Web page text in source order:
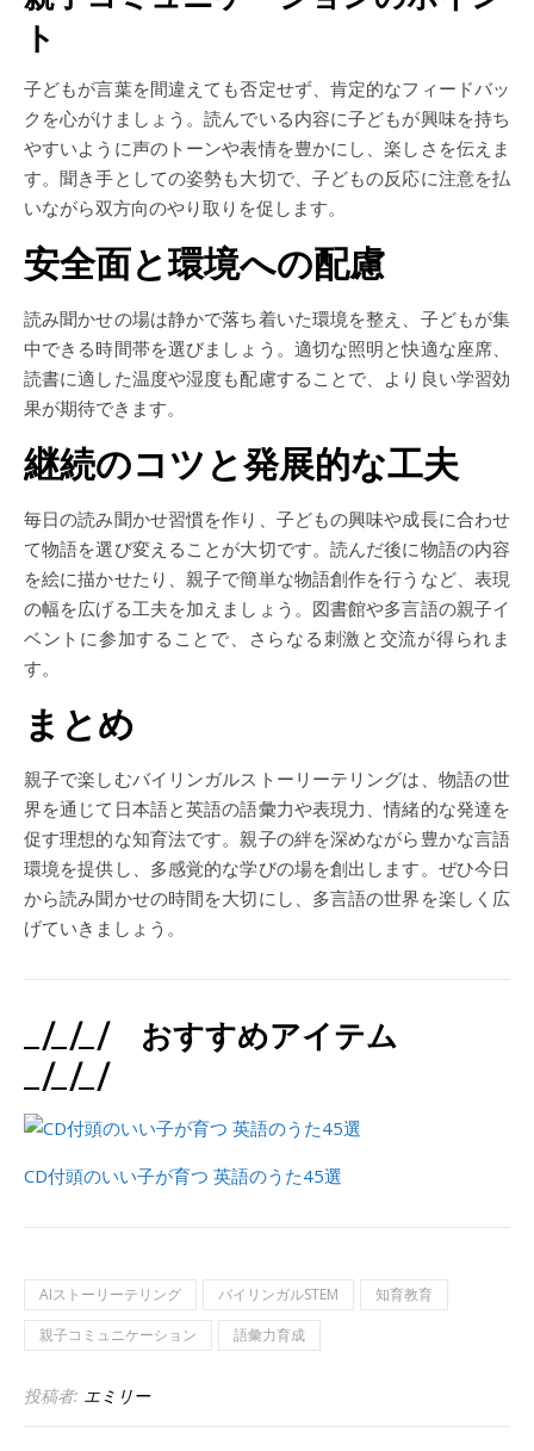
ト
子どもが言葉を間違えても否定せず、肯定的なフィードバッ
クを心がけましょう。読んでいる内容に子どもが興味を持ち
やすいように声のトーンや表情を豊かにし、楽しさを伝えま
す。聞き手としての姿勢も大切で、子どもの反応に注意を払
いながら双方向のやり取りを促します。
安全面と環境への配慮
読み聞かせの場は静かで落ち着いた環境を整え、子どもが集
中できる時間帯を選びましょう。適切な照明と快適な座席、
読書に適した温度や湿度も配慮することで、より良い学習効
果が期待できます。
継続のコツと発展的な工夫
毎日の読み聞かせ習慣を作り、子どもの興味や成長に合わせ
て物語を選び変えることが大切です。読んだ後に物語の内容
を絵に描かせたり、親子で簡単な物語創作を行うなど、表現
の幅を広げる工夫を加えましょう。図書館や多言語の親子イ
ベントに参加することで、さらなる刺激と交流が得られま
す。
まとめ
親子で楽しむバイリンガルストーリーテリングは、物語の世
界を通じて日本語と英語の語彙力や表現力、情緒的な発達を
促す理想的な知育法です。親子の絆を深めながら豊かな言語
環境を提供し、多感覚的な学びの場を創出します。ぜひ今日
から読み聞かせの時間を大切にし、多言語の世界を楽しく広
げていきましょう。
_/_/_/ おすすめアイテム
_/_/_/
CD付頭のいい子が育つ 英語のうた45選
AIストーリーテリング バイリンガルSTEM
知育教育
親子コミュニケーション
語彙力育成
投稿者: エミリー